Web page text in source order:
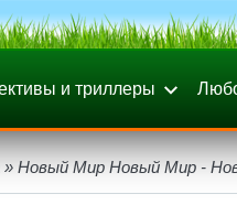
и триллеры
» Новый Мир Новый Мир -